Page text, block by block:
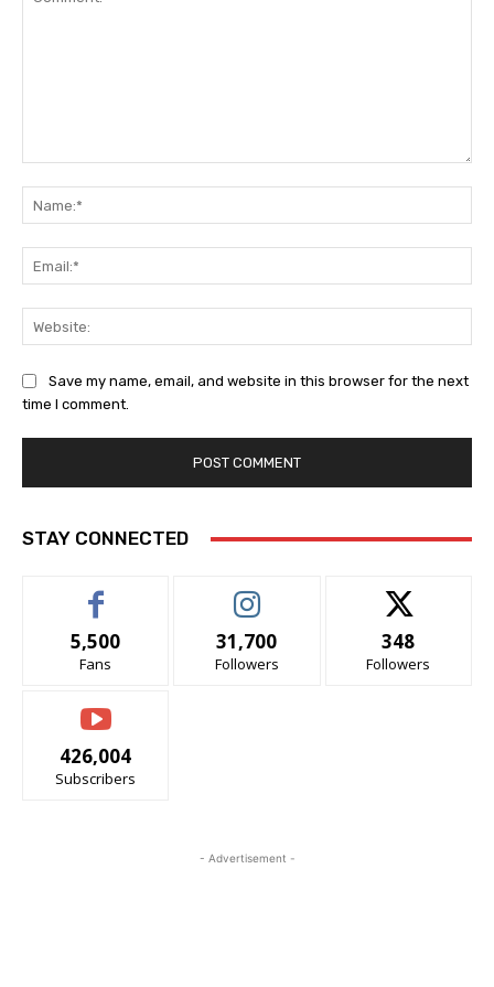
Save my name, email, and website in this browser for the next
time I comment.
STAY CONNECTED
5,500
Fans
31,700
Followers
348
Followers
426,004
Subscribers
- Advertisement -